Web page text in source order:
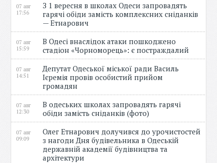
07 авг
17:56
З 1 вересня в школах Одеси запровадять
гарячі обіди замість комплексних сніданків
— Етнарович
07 авг
15:59
В Одесі внаслідок атаки пошкоджено
стадіон «Чорноморець»: є постраждалий
07 авг
14:51
Депутат Одеської міської ради Василь
Ієремія провів особистий прийом
громадян
07 авг
12:30
В одеських школах запровадять гарячі
обіди замість сніданків (фото)
07 авг
09:09
Олег Етнарович долучився до урочистостей
з нагоди Дня будівельника в Одеській
державній академії будівництва та
архітектури